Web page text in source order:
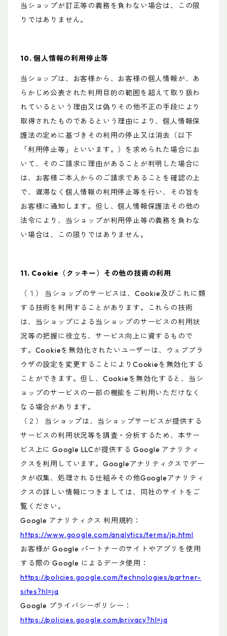
当ショップが訂正等の義務を負わない場合は、この限
りではありません。
10. 個人情報の利用停止等
当ショップは、お客様から、お客様の個人情報が、あ
らかじめ公表された利用目的の範囲を超えて取り扱わ
れているという理由又は偽りその他不正の手段により
取得されたものであるという理由により、個人情報保
護法の定めに基づきその利用の停止又は消去（以下
「利用停止等」といいます。）を求められた場合にお
いて、そのご請求に理由があることが判明した場合に
は、お客様ご本人からのご請求であることを確認の上
で、遅滞なく個人情報の利用停止等を行い、その旨を
お客様に通知します。但し、個人情報保護法その他の
法令により、当ショップが利用停止等の義務を負わな
い場合は、この限りではありません。
11. Cookie（クッキー）その他の技術の利用
（１） 当ショップのサービスは、Cookie及びこれに類
する技術を利用することがあります。これらの技術
は、当ショップによる当ショップのサービスの利用状
況等の把握に役立ち、サービス向上に資するもので
す。Cookieを無効化されたいユーザーは、ウェブブラ
ウザの設定を変更することによりCookieを無効化する
ことができます。但し、Cookieを無効化すると、当シ
ョップのサービスの一部の機能をご利用いただけなく
なる場合があります。
（２） 当ショップは、当ショップサービスが提供する
サービスの利用状況等を調査・分析するため、本サー
ビス上に Google LLCが提供する Google アナリティ
クスを利用しています。Googleアナリティクスでデー
タが収集、処理される仕組みその他Googleアナリティ
クスの詳しい情報につきましては、同社のサイトをご
覧ください。
Google アナリティクス 利用規約：
https://www.google.com/analytics/terms/jp.html
お客様が Google パートナーのサイトやアプリを使用
する際の Google によるデータ使用：
https://policies.google.com/technologies/partner-
sites?hl=ja
Google プライバシーポリシー：
https://policies.google.com/privacy?hl=ja